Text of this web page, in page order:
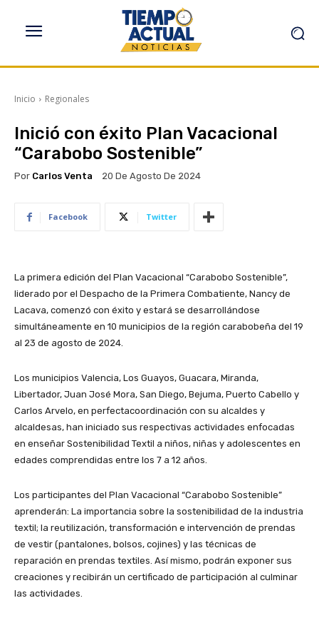
Inicio Regionales
Inició con éxito Plan Vacacional
“Carabobo Sostenible”
Por Carlos Venta 20 De Agosto De 2024
Facebook Twitter
La primera edición del Plan Vacacional “Carabobo Sostenible”,
liderado por el Despacho de la Primera Combatiente, Nancy de
Lacava, comenzó con éxito y estará se desarrollándose
simultáneamente en 10 municipios de la región carabobeña del 19
al 23 de agosto de 2024.
Los municipios Valencia, Los Guayos, Guacara, Miranda,
Libertador, Juan José Mora, San Diego, Bejuma, Puerto Cabello y
Carlos Arvelo, en perfectacoordinación con su alcaldes y
alcaldesas, han iniciado sus respectivas actividades enfocadas
en enseñar Sostenibilidad Textil a niños, niñas y adolescentes en
edades comprendidas entre los 7 a 12 años.
Los participantes del Plan Vacacional “Carabobo Sostenible”
aprenderán: La importancia sobre la sostenibilidad de la industria
textil; la reutilización, transformación e intervención de prendas
de vestir (pantalones, bolsos, cojines) y las técnicas de
reparación en prendas textiles. Así mismo, podrán exponer sus
creaciones y recibirán un certificado de participación al culminar
las actividades.